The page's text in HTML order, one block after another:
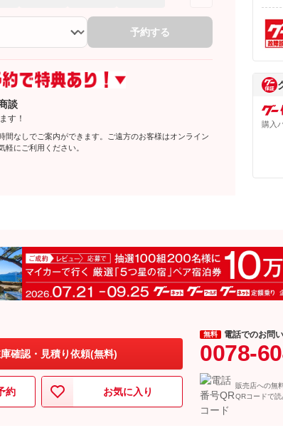
予約する
談
す！
間なしでご案内ができます。ご遠方のお客様はオンライン
軽にご利用ください。
購入
確認・見積り依頼(無料)
約 お気に入り
無料 電話でのお問
0078-
販売店への無
QRコードで読